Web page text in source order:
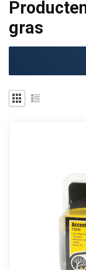
gras